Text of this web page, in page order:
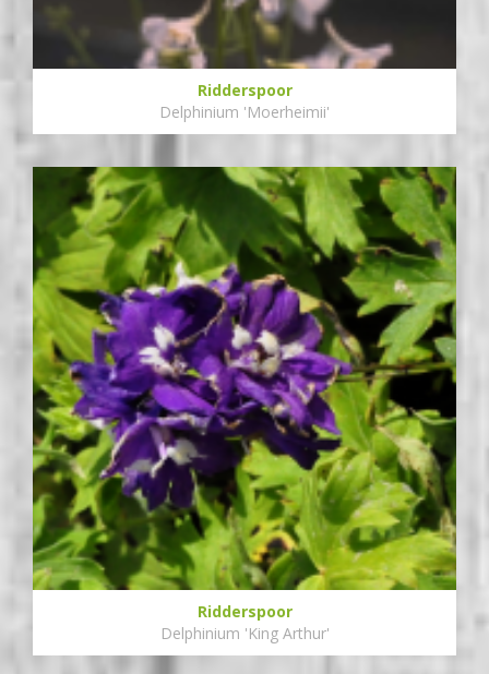
Ridderspoor
Delphinium 'Moerheimii'
Ridderspoor
Delphinium 'King Arthur'